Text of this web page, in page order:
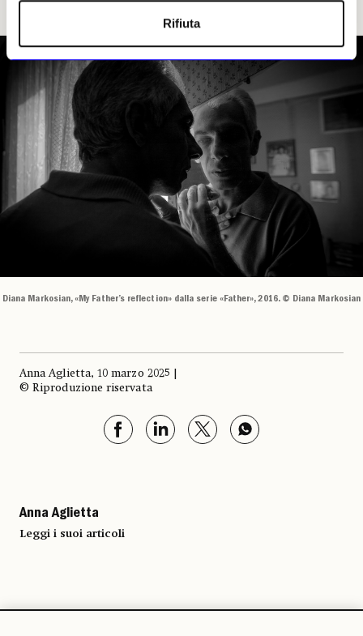
Rifiuta
cercarlo. Penso che lo farò sempre
Diana Markosian, «My Father’s reflection» dalla serie «Father», 2016. © Diana Markosian
Anna Aglietta, 10 marzo 2025 |
© Riproduzione riservata
Anna Aglietta
Leggi i suoi articoli